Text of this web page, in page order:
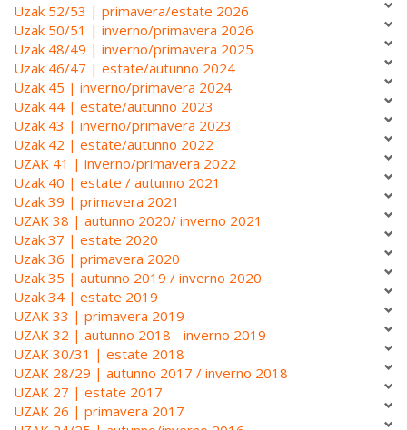
Uzak 52/53 | primavera/estate 2026
Uzak 50/51 | inverno/primavera 2026
Uzak 48/49 | inverno/primavera 2025
Uzak 46/47 | estate/autunno 2024
Uzak 45 | inverno/primavera 2024
Uzak 44 | estate/autunno 2023
Uzak 43 | inverno/primavera 2023
Uzak 42 | estate/autunno 2022
UZAK 41 | inverno/primavera 2022
Uzak 40 | estate / autunno 2021
Uzak 39 | primavera 2021
UZAK 38 | autunno 2020/ inverno 2021
Uzak 37 | estate 2020
Uzak 36 | primavera 2020
Uzak 35 | autunno 2019 / inverno 2020
Uzak 34 | estate 2019
UZAK 33 | primavera 2019
UZAK 32 | autunno 2018 - inverno 2019
UZAK 30/31 | estate 2018
UZAK 28/29 | autunno 2017 / inverno 2018
UZAK 27 | estate 2017
UZAK 26 | primavera 2017